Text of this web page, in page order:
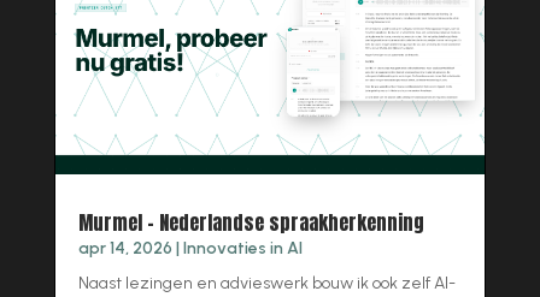
Murmel – Nederlandse spraakherkenning
apr 14, 2026 |Innovaties in AI
Naast lezingen en advieswerk bouw ik ook zelf AI-